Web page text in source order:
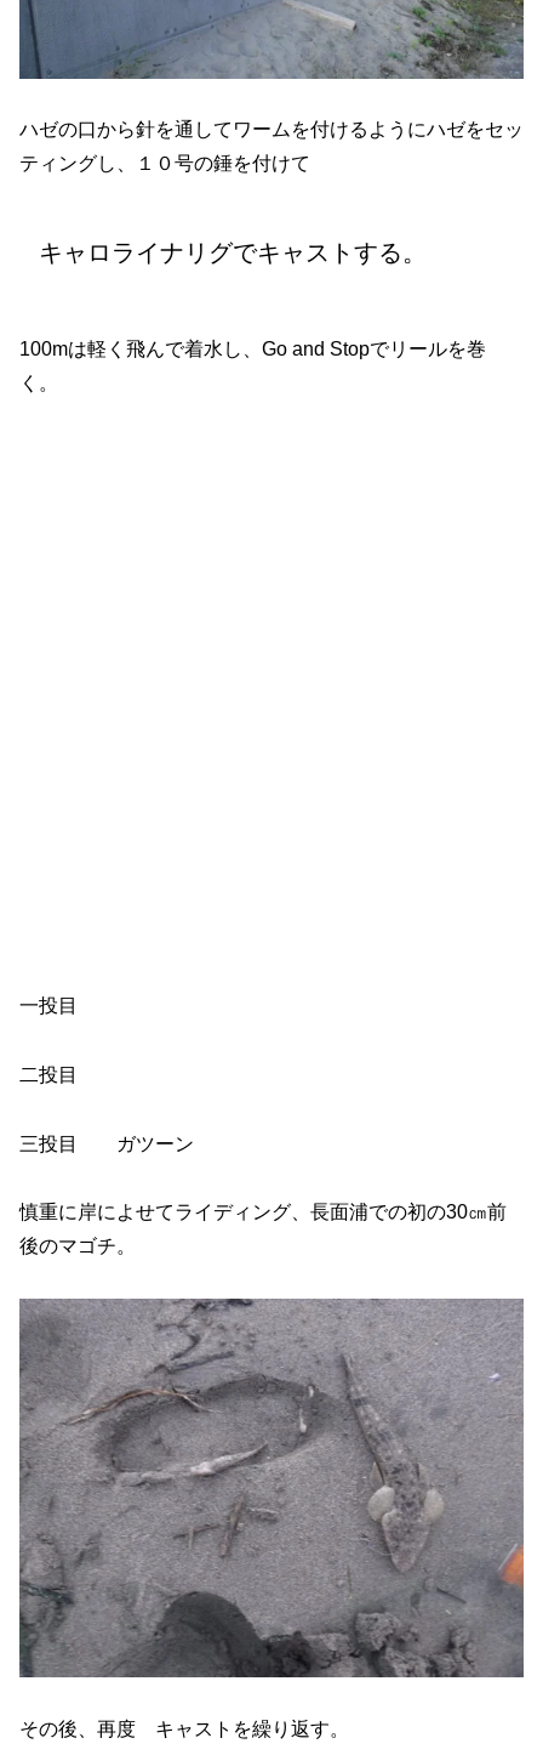
ハゼの口から針を通してワームを付けるようにハゼをセッ
ティングし、１０号の錘を付けて
キャロライナリグでキャストする。
100mは軽く飛んで着水し、Go and Stopでリールを巻
く。
一投目
二投目
三投目 ガツーン
慎重に岸によせてライディング、長面浦での初の30㎝前
後のマゴチ。
その後、再度 キャストを繰り返す。